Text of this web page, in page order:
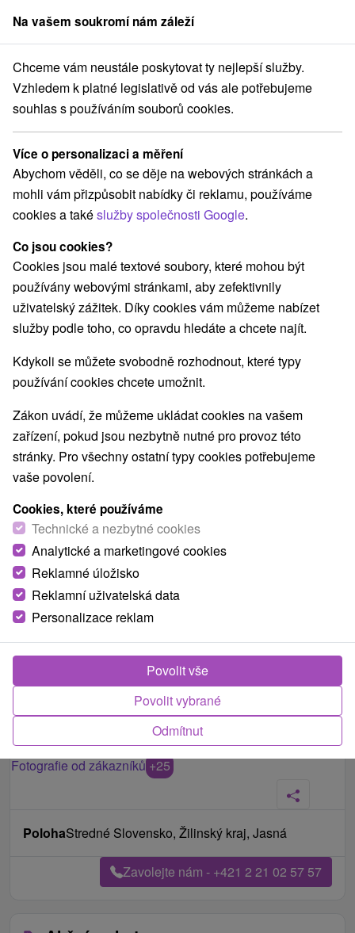
člen skupinySorger
kraj Jasná Wellness Hotel *** Repiská, Demänovská Dolina
Wellness Hotel★★★Repiská,
Demänovská Dolina
Jasná
Rezervace a výběr pobytu
Navigovat do místa
O ZAŘÍZENÍ POBYTY VYBAVENÍ RECENZE
8,7 vynikající·333 recenzí
Fotografie od zákazníků +25
PolohaStredné Slovensko, Žilinský kraj, Jasná
Zavolejte nám - +421 2 21 02 57 57
Na vašem soukromí nám záleží
Chceme vám neustále poskytovat ty nejlepší služby.
Vzhledem k platné legislativě od vás ale potřebujeme
souhlas s používáním souborů cookies.
Více o personalizaci a měření
Abychom věděli, co se děje na webových stránkách a
mohli vám přizpůsobit nabídky či reklamu, používáme
cookies a takéslužby společnosti Google.
Co jsou cookies?
Cookies jsou malé textové soubory, které mohou být
používány webovými stránkami, aby zefektivnily
uživatelský zážitek. Díky cookies vám můžeme nabízet
služby podle toho, co opravdu hledáte a chcete najít.
Kdykoli se můžete svobodně rozhodnout, které typy
používání cookies chcete umožnit.
Zákon uvádí, že můžeme ukládat cookies na vašem
zařízení, pokud jsou nezbytně nutné pro provoz této
stránky. Pro všechny ostatní typy cookies potřebujeme
vaše povolení.
Cookies, které používáme
Technické a nezbytné cookies
Analytické a marketingové cookies
Reklamné úložisko
Reklamní uživatelská data
Personalizace reklam
Odmítnut
Povolit vybrané
Povolit vše